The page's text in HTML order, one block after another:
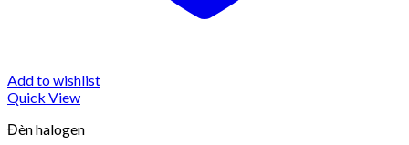
Add to wishlist
Quick View
Đèn halogen